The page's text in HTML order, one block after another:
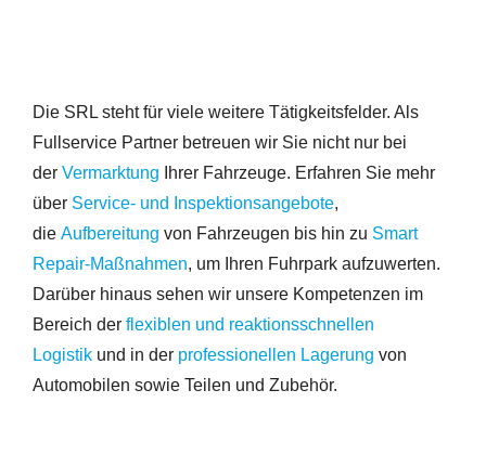
Die SRL steht für viele weitere Tätigkeitsfelder. Als
Fullservice Partner betreuen wir Sie nicht nur bei
der Vermarktung
Ihrer Fahrzeuge. Erfahren Sie mehr
über Service- und Inspektionsangebote,
die Aufbereitung von Fahrzeugen bis hin zu Smart
Repair-Maßnahmen, um Ihren Fuhrpark aufzuwerten.
Darüber hinaus sehen wir unsere Kompetenzen im
Bereich der flexiblen und reaktionsschnellen
Logistik und in der professionellen Lagerung von
Automobilen sowie Teilen und Zubehör.